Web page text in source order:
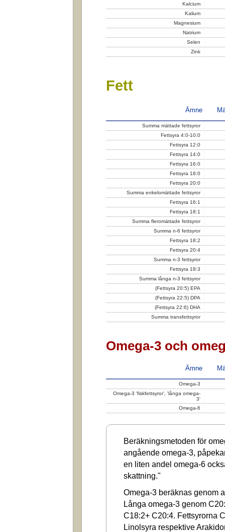
Kalcium
Kalium
Magnesium
Natrium
Selen
Zink
Fett
Ämne
Summa mättade fettsyror
Fettsyra 4:0-10:0
Fettsyra 12:0
Fettsyra 14:0
Fettsyra 16:0
Fettsyra 18:0
Fettsyra 20:0
Summa enkelomättade fettsyror
Fettsyra 16:1
Fettsyra 18:1
Summa fleromättade fettsyror
Summa n-6 fettsyror
Fettsyra 18:2
Fettsyra 20:4
Summa n-3 fettsyror
Fettsyra 18:3
Summa långa n-3 fettsyror
(Fettsyra 20:5) EPA
(Fettsyra 22:5) DPA
(Fettsyra 22:6) DHA
Summa transfettsyror
Omega-3 och
Ämne
Omega-3
Omega-3 'fiskfettsyror', 'långa omega-
3'
Omega-6
Beräkningsmetoden för
angående omega-3,
en liten andel omega-6
skattning."
Omega-3 beräknas genom
Långa omega-3 genom
C18:2+ C20:4. Fettsyrorna
Linolsyra respektive